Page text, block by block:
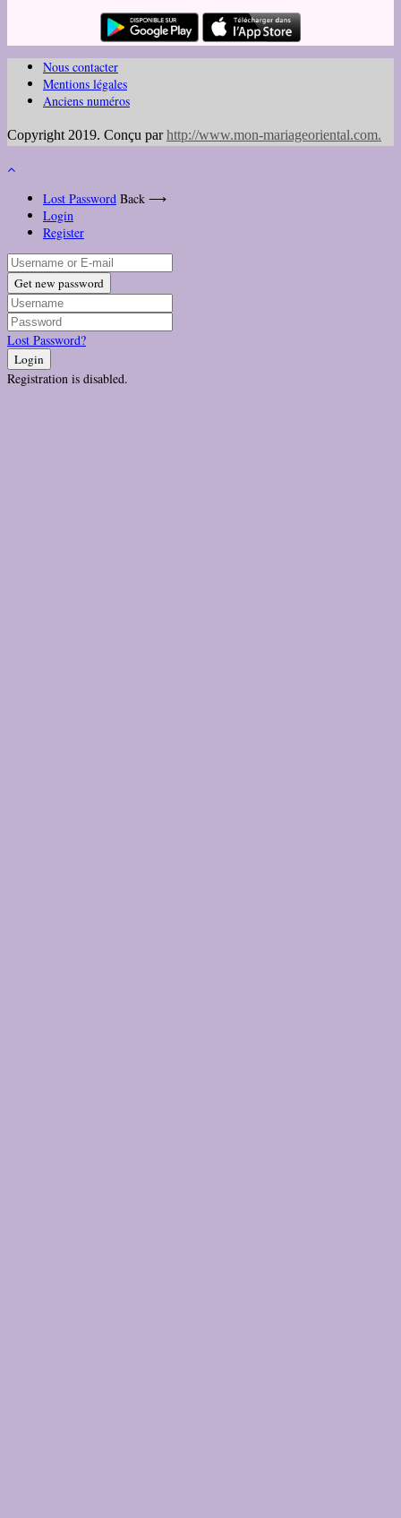
Nous contacter
Mentions légales
Anciens numéros
Copyright 2019. Conçu parhttp://www.mon-mariageoriental.com.
Lost Password Back ⟶
Login
Register
Get new password
Lost Password?
Login
Registration is disabled.